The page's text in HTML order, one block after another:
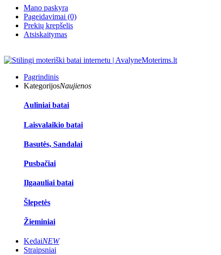
Mano paskyra
Pageidavimai (0)
Prekių krepšelis
Atsiskaitymas
Pagrindinis
KategorijosNaujienos
Auliniai batai
Laisvalaikio batai
Basutės, Sandalai
Pusbačiai
Ilgaauliai batai
Šlepetės
Žieminiai
KedaiNEW
Straipsniai